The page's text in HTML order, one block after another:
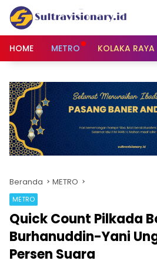
Langsung
konten
HOME
METRO KOLAKA RAYA
Beranda METRO
METRO
Quick Count Pilkada
Burhanuddin-Yani
Persen Suara